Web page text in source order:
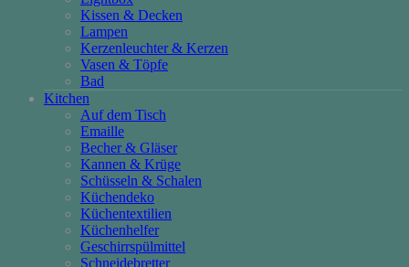
Kissen & Decken
Lampen
Kerzenleuchter & Kerzen
Vasen & Töpfe
Bad
Kitchen
Auf dem Tisch
Emaille
Becher & Gläser
Kannen & Krüge
Schüsseln & Schalen
Küchendeko
Küchentextilien
Küchenhelfer
Geschirrspülmittel
Schneidebretter